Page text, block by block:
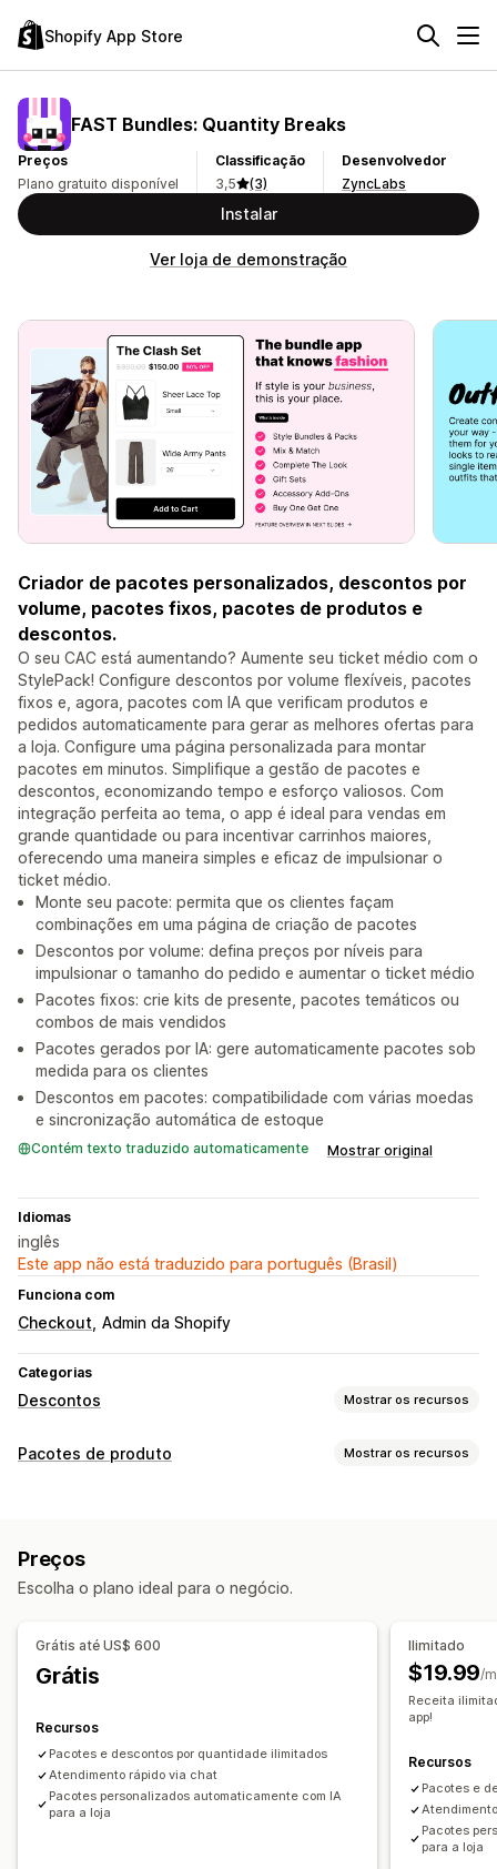
Shopify App Store
FAST Bundles: Quantity Breaks
Preços
Plano gratuito disponível
Classificação
3,5
(3)
Desenvolvedor
ZyncLabs
Instalar
Ver loja de demonstração
Criador de pacotes personalizados, descontos por
volume, pacotes fixos, pacotes de produtos e
descontos.
O seu CAC está aumentando? Aumente seu ticket médio com o
StylePack! Configure descontos por volume flexíveis, pacotes
fixos e, agora, pacotes com IA que verificam produtos e
pedidos automaticamente para gerar as melhores ofertas para
a loja. Configure uma página personalizada para montar
pacotes em minutos. Simplifique a gestão de pacotes e
descontos, economizando tempo e esforço valiosos. Com
integração perfeita ao tema, o app é ideal para vendas em
grande quantidade ou para incentivar carrinhos maiores,
oferecendo uma maneira simples e eficaz de impulsionar o
ticket médio.
Monte seu pacote: permita que os clientes façam
combinações em uma página de criação de pacotes
Descontos por volume: defina preços por níveis para
impulsionar o tamanho do pedido e aumentar o ticket médio
Pacotes fixos: crie kits de presente, pacotes temáticos ou
combos de mais vendidos
Pacotes gerados por IA: gere automaticamente pacotes sob
medida para os clientes
Descontos em pacotes: compatibilidade com várias moedas
e sincronização automática de estoque
Contém texto traduzido automaticamente Mostrar original
Idiomas
inglês
Este app não está traduzido para português (Brasil)
Funciona com
Checkout Admin da Shopify
Categorias
Descontos Mostrar os recursos
Tipos de descontos
Descontos personalizados
Campanhas Acionadores e regras
Pacotes de produto Mostrar os recursos
Pacotes de upsell
Pacotes personalizados
Preços fixos
Intervalos de quantidade
Descontos percentuais
Preços personalizados
Preços
Escolha o plano ideal para o negócio.
Grátis até US$ 600
Grátis
Recursos
Pacotes e descontos por quantidade ilimitados
Atendimento rápido via chat
Pacotes personalizados automaticamente com IA
para a loja
Ilimitado
$19.99/
Receita
app!
Recursos
Pacotes e
Pacotes
para a loja